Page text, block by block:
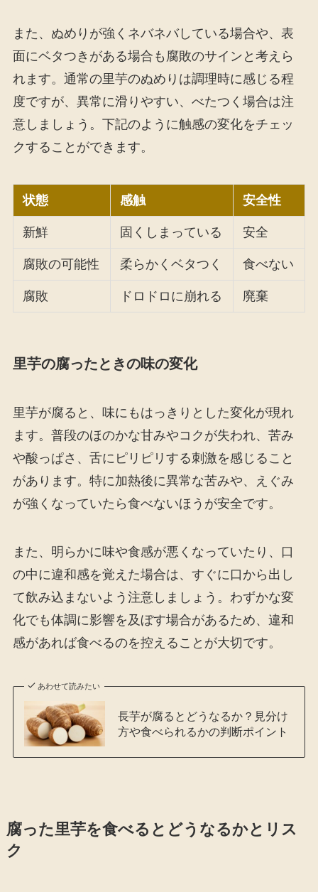
また、ぬめりが強くネバネバしている場合や、表
面にベタつきがある場合も腐敗のサインと考えら
れます。通常の里芋のぬめりは調理時に感じる程
度ですが、異常に滑りやすい、べたつく場合は注
意しましょう。下記のように触感の変化をチェッ
クすることができます。
状態 感触 安全性
新鮮 固くしまっている 安全
腐敗の可能性 柔らかくベタつく 食べない
腐敗 ドロドロに崩れる 廃棄
里芋の腐ったときの味の変化
里芋が腐ると、味にもはっきりとした変化が現れ
ます。普段のほのかな甘みやコクが失われ、苦み
や酸っぱさ、舌にピリピリする刺激を感じること
があります。特に加熱後に異常な苦みや、えぐみ
が強くなっていたら食べないほうが安全です。
また、明らかに味や食感が悪くなっていたり、口
の中に違和感を覚えた場合は、すぐに口から出し
て飲み込まないよう注意しましょう。わずかな変
化でも体調に影響を及ぼす場合があるため、違和
感があれば食べるのを控えることが大切です。
あわせて読みたい
長芋が腐るとどうなるか？見分け
方や食べられるかの判断ポイント
腐った里芋を食べるとどうなるかとリス
ク